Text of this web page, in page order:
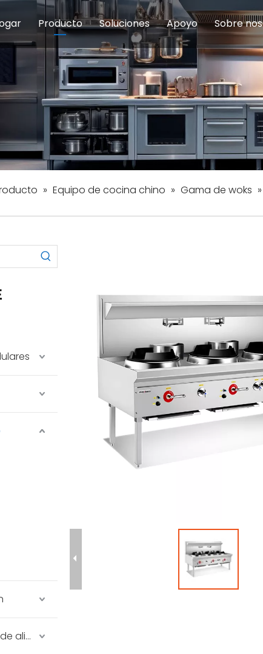
Producto
Equipos de cocina modulares Equipos de
Equipo de preparación de alimentosEquipo de
Soluciones
Escuelas y educación
Hoteles
Apoyo
Servicio
Sobre
» Equipo de cocina chino » Gama de woks »
Equipo de preparación de alimentos